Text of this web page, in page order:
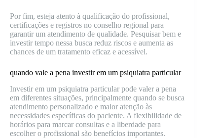
Por fim, esteja atento à qualificação do profissional,
certificações e registros no conselho regional para
garantir um atendimento de qualidade. Pesquisar bem e
investir tempo nessa busca reduz riscos e aumenta as
chances de um tratamento eficaz e acessível.
quando vale a pena investir em um psiquiatra particular
Investir em um psiquiatra particular pode valer a pena
em diferentes situações, principalmente quando se busca
atendimento personalizado e maior atenção às
necessidades específicas do paciente. A flexibilidade de
horários para marcar consultas e a liberdade para
escolher o profissional são benefícios importantes.